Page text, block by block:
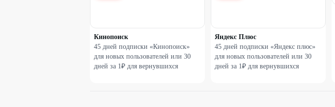
Кинопоиск
45 дней подписки «Кинопоиск»
для новых пользователей или 30
дней за 1₽ для вернувшихся
Яндекс Плюс
45 дней подписки «Яндекс плюс»
для новых пользователей или 30
дней за 1₽ для вернувшихся